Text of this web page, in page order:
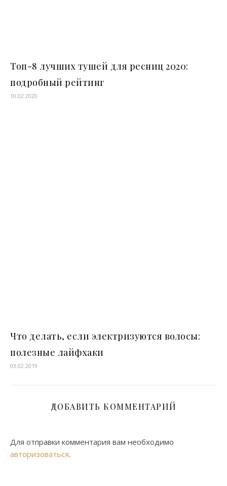
Топ-8 лучших тушей для ресниц 2020:
подробный рейтинг
10.02.2020
Что делать, если электризуются волосы:
полезные лайфхаки
03.02.2019
ДОБАВИТЬ КОММЕНТАРИЙ
Для отправки комментария вам необходимо
авторизоваться.